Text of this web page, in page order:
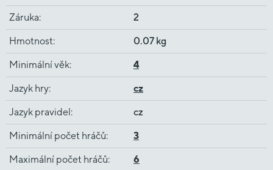
Záruka: 2
Hmotnost: 0.07 kg
Minimální věk: 4
Jazyk hry: cz
Jazyk pravidel: cz
Minimální počet hráčů: 3
Maximální počet hráčů: 6